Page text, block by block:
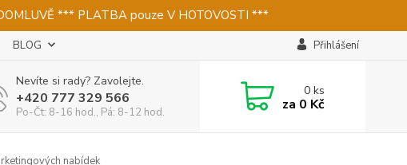
*** PLATBA pouze V HOTOVOSTI ***
BLOG Přihlášení
Nevíte si rady? Zavolejte.
+420 777 329 566
Po-Čt: 8-16 hod., Pá: 8-12 hod.
0ks
za 0 Kč
nabídek